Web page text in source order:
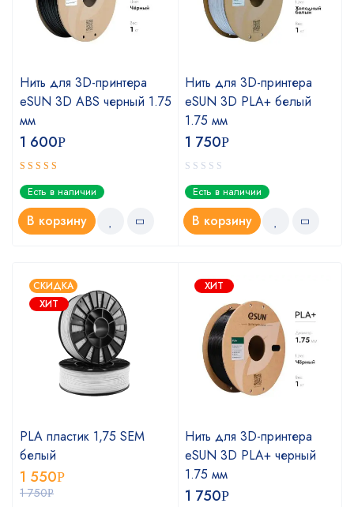
Нить для 3D-принтера
eSUN 3D ABS черный 1.75
мм
1 600Р
Оценка
5.00из 5
Есть в наличии
В корзину
Нить для 3D-принтера
eSUN 3D PLA+ белый
1.75 мм
1 750Р
Есть в наличии
В корзину
СКИДКА
ХИТ
PLA пластик 1,75 SEM
белый
1 750Р
1 550Р
ХИТ
Нить для 3D-принтера
eSUN 3D PLA+ черный
1.75 мм
1 750Р